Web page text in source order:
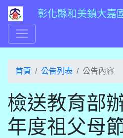
彰化縣和美鎮大嘉
首頁 公告列表 公告內容
檢送教育部
年度祖父母